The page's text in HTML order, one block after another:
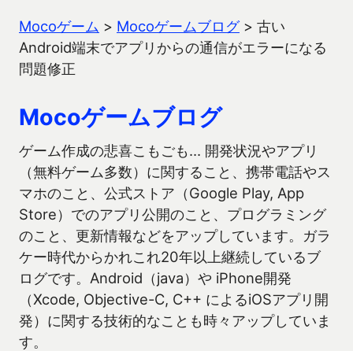
Mocoゲーム > Mocoゲームブログ> 古い
Android端末でアプリからの通信がエラーになる
問題修正
Mocoゲームブログ
ゲーム作成の悲喜こもごも… 開発状況やアプリ
（無料ゲーム多数）に関すること、携帯電話やス
マホのこと、公式ストア（Google Play, App
Store）でのアプリ公開のこと、プログラミング
のこと、更新情報などをアップしています。ガラ
ケー時代からかれこれ20年以上継続しているブ
ログです。Android（java）や iPhone開発
（Xcode, Objective-C, C++ によるiOSアプリ開
発）に関する技術的なことも時々アップしていま
す。